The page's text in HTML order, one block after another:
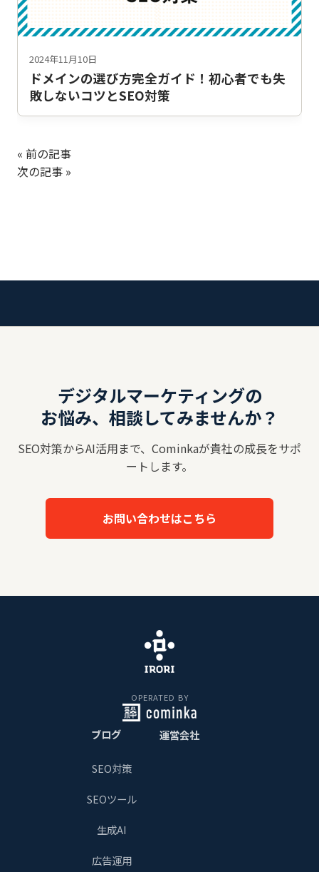
2024年11月10日
ドメインの選び方完全ガイド！初心者でも失
敗しないコツとSEO対策
« 前の記事
次の記事 »
デジタルマーケティングの
お悩み、相談してみませんか？
SEO対策からAI活用まで、Cominkaが貴社の成長をサポ
ートします。
お問い合わせはこちら
OPERATED BY
ブログ
SEO対策
SEOツール
生成AI
広告運用
運営会社